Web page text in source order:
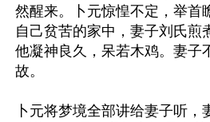
然醒来。卜元惊惶不定，举首
自己贫苦的家中，妻子刘氏煎
他凝神良久，呆若木鸡。妻子
故。
卜元将梦境全部讲给妻子听，